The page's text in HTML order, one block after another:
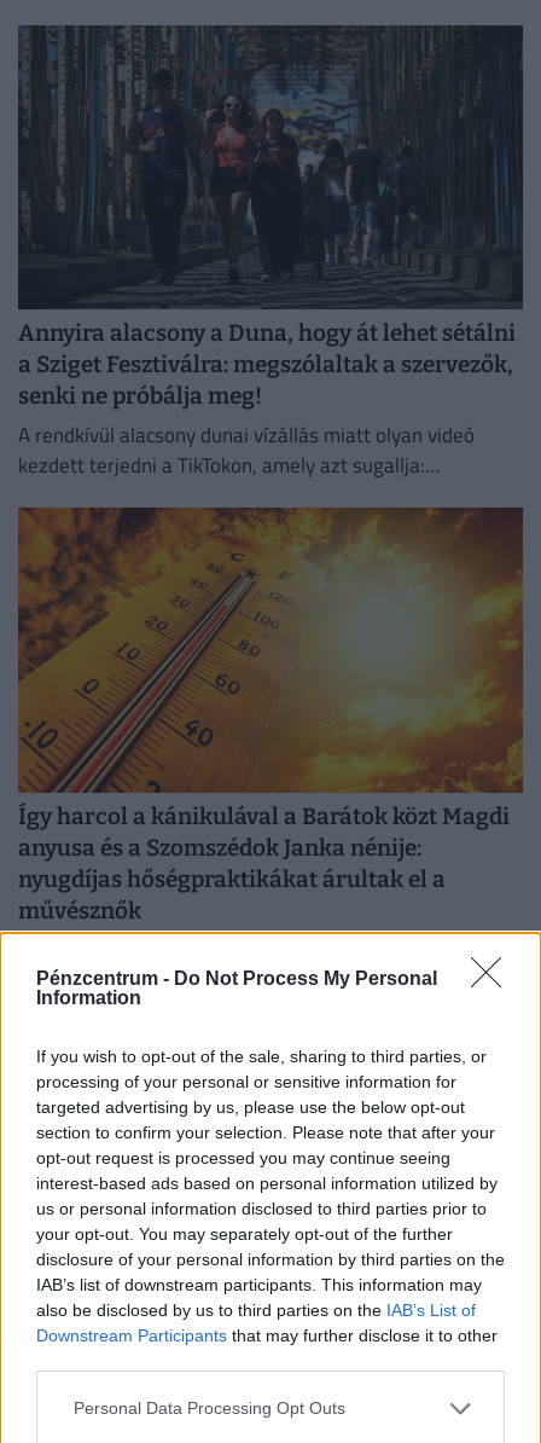
Pénzcentrum - Do Not Process My Personal
Information
If you wish to opt-out of the sale, sharing to third parties, or
processing of your personal or sensitive information for
targeted advertising by us, please use the below opt-out
section to confirm your selection. Please note that after your
opt-out request is processed you may continue seeing
interest-based ads based on personal information utilized by
us or personal information disclosed to third parties prior to
your opt-out. You may separately opt-out of the further
disclosure of your personal information by third parties on the
IAB’s list of downstream participants. This information may
also be disclosed by us to third parties on the IAB’s List of
Downstream Participants that may further disclose it to other
Personal Data Processing Opt Outs
Annyira alacsony a Duna, hogy át lehet sétálni
a Sziget Fesztiválra: megszólaltak a szervezők,
senki ne próbálja meg!
A rendkívül alacsony dunai vízállás miatt olyan videó
kezdett terjedni a TikTokon, amely azt sugallja:
Így harcol a kánikulával a Barátok közt Magdi
anyusa és a Szomszédok Janka nénije:
nyugdíjas hőségpraktikákat árultak el a
művésznők
Három idős művésznő mesélt arról, hogyan vészelik át a
brutális hőséget úgy, hogy ők koruk miatt még inkább ki
vannak téve a brutális meleg hatásainak.
Régóta várt sorozat érkezik a SkyShowtime
A SkyShowtime szolgáltatásai számos platformon